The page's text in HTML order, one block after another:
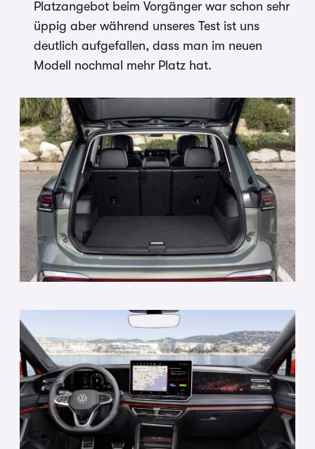
Platzangebot beim Vorgänger war schon sehr
üppig aber während unseres Test ist uns
deutlich aufgefallen, dass man im neuen
Modell nochmal mehr Platz hat.